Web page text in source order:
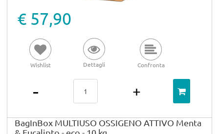
€ 57,90
Wishlist Dettagli Confronta
BagInBox MULTIUSO OSSIGENO ATTIVO Menta